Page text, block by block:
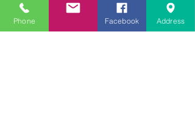
なんとまあ春期講習の間
に、ブログが書けなかった
Phone Facebook Address